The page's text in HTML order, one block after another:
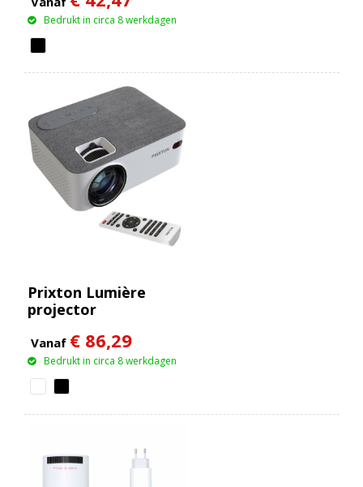
Bedrukt in circa 8 werkdagen
Prixton Lumière
projector
Vanaf € 86,29
Bedrukt in circa 8 werkdagen